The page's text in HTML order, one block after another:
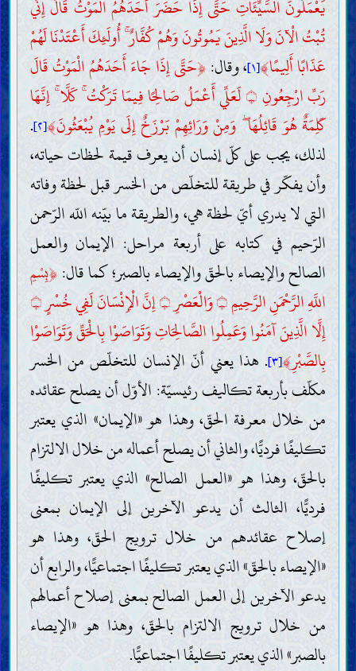
يَعْمَلُونَ السَّيِّئَاتِ حَتَّى إِذَا حَضَرَ أَحَدَهُمُ الْمَوْتُ قَالَ إِنِّي
تُبْتُ الْآنَ وَلَا الَّذِينَ يَمُوتُونَ وَهُمْ كُفَّارٌ ۚ أُولَئِكَ أَعْتَدْنَا لَهُمْ
عَذَابًا أَلِيمًا﴾[١] ، وقال:﴿حَتَّى إِذَا جَاءَ أَحَدَهُمُ الْمَوْتُ قَالَ
رَبِّ ارْجِعُونِ ۝ لَعَلِّي أَعْمَلُ صَالِحًا فِيمَا تَرَكْتُ ۚ كَلَّا ۚ إِنَّهَا
كَلِمَةٌ هُوَ قَائِلُهَا ۖ وَمِنْ وَرَائِهِمْ بَرْزَخٌ إِلَى يَوْمِ يُبْعَثُونَ﴾[٢] .
لذلك، يجب على كلّ إنسان أن يعرف قيمة لحظات حياته،
وأن يفكّر في طريقة للتخلّص من الخسر قبل لحظة وفاته
التي لا يدري أيّ لحظة هي، والطريقة ما بيّنه اللّه الرّحمن
الرّحيم في كتابه على أربعة مراحل: الإيمان والعمل
الصالح والإيصاء بالحقّ والإيصاء بالصبر؛ كما قال:﴿بِسْمِ
اللَّهِ الرَّحْمَنِ الرَّحِيمِ۝وَالْعَصْرِ ۝إِنَّ الْإِنْسَانَ لَفِي خُسْرٍ ۝
إِلَّا الَّذِينَ آمَنُوا وَعَمِلُوا الصَّالِحَاتِ وَتَوَاصَوْا بِالْحَقِّ وَتَوَاصَوْا
بِالصَّبْرِ﴾[٣] . هذا يعني أنّ الإنسان للتخلّص من الخسر
مكلّف بأربعة تكاليف رئيسيّة: الأوّل أن يصلح عقائده
من خلال معرفة الحقّ، وهذا هو «الإيمان» الذي يعتبر
تكليفًا فرديًّا، والثاني أن يصلح أعماله من خلال الالتزام
بالحقّ، وهذا هو «العمل الصالح» الذي يعتبر تكليفًا
فرديًّا، الثالث أن يدعو الآخرين إلى الإيمان بمعنى
إصلاح عقائدهم من خلال ترويج الحقّ، وهذا هو
«الإيصاء بالحقّ» الذي يعتبر تكليفًا اجتماعيًّا، والرابع أن
يدعو الآخرين إلى العمل الصالح بمعنى إصلاح أعمالهم
من خلال ترويج الالتزام بالحقّ، وهذا هو «الإيصاء
بالصبر» الذي يعتبر تكليفًا اجتماعيًّا.